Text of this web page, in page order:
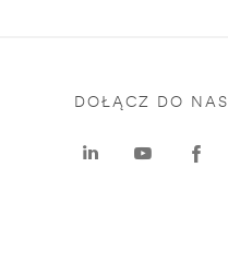
DOŁĄCZ DO NAS